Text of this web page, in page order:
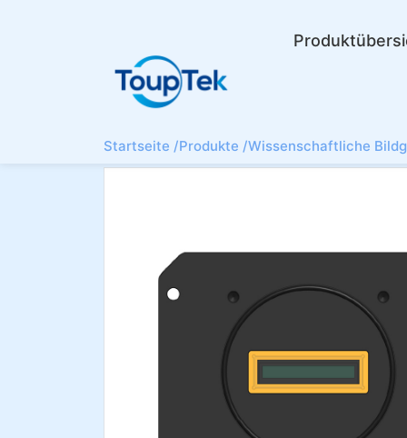
Startseite /Produkte /Wissenschaftliche